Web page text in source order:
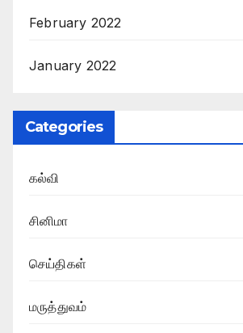
February 2022
January 2022
Categories
கல்வி
சினிமா
செய்திகள்
மருத்துவம்